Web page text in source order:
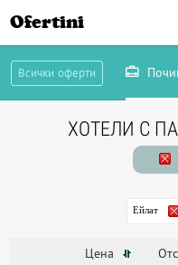
Ofertini
Всички оферти
ХОТЕЛИ С
Ейлат
Цена